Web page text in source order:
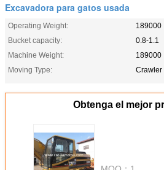
Excavadora para gatos usada
Operating Weight:
189000
Bucket capacity:
0.8-1.1
Machine Weight:
189000
Moving Type:
Crawler
Obtenga el mejor